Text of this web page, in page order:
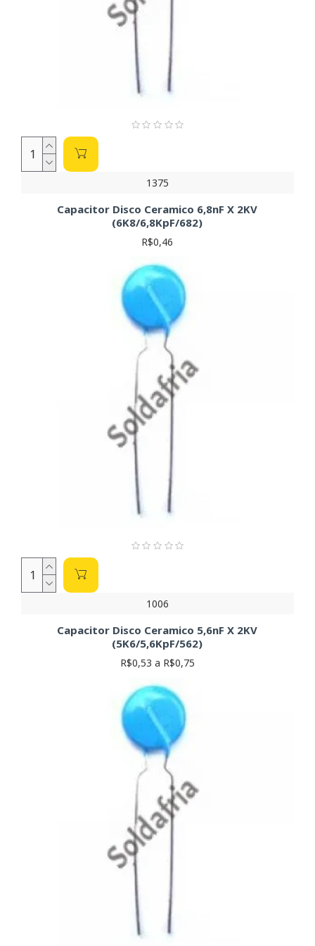
1375
Capacitor Disco Ceramico 6,8nF X 2KV
(6K8/6,8KpF/682)
R$0,46
1006
Capacitor Disco Ceramico 5,6nF X 2KV
(5K6/5,6KpF/562)
R$0,53 a R$0,75